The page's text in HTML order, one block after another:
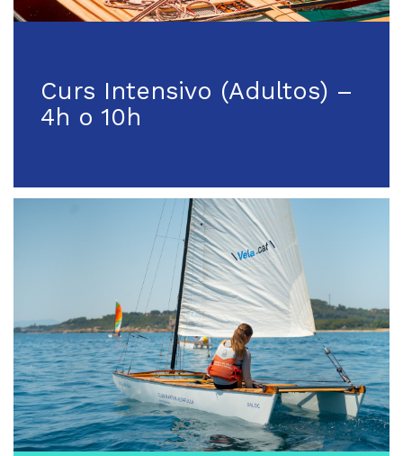
Curs Intensivo (Adultos) –
4h o 10h